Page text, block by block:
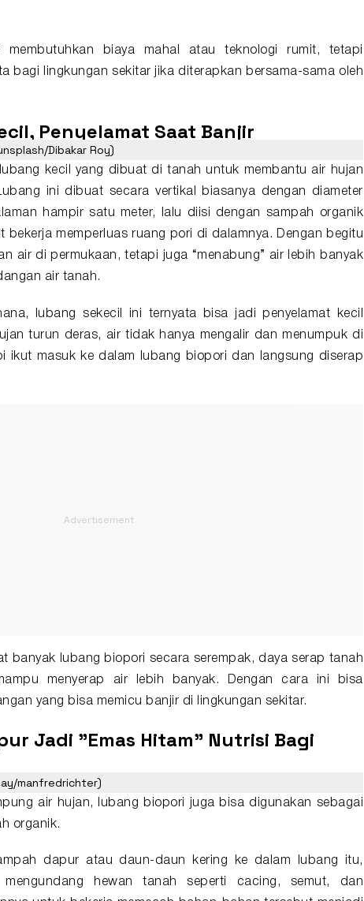
biaya mahal atau teknologi rumit, tetapi
bagi lingkungan sekitar jika diterapkan bersama-sama oleh
Penyelamat Saat Banjir
Dibakar Roy)
kecil yang dibuat di tanah untuk membantu air hujan
ini dibuat secara vertikal biasanya dengan diameter
hampir satu meter, lalu diisi dengan sampah organik
bekerja memperluas ruang pori di dalamnya. Dengan begitu
air di permukaan, tetapi juga “menabung” air lebih banyak
air tanah.
lubang sekecil ini ternyata bisa jadi penyelamat kecil
turun deras, air tidak hanya mengalir dan menumpuk di
ikut masuk ke dalam lubang biopori dan langsung diserap
banyak lubang biopori secara serempak, daya serap tanah
menyerap air lebih banyak. Dengan cara ini bisa
yang bisa memicu banjir di lingkungan sekitar.
Jadi "Emas Hitam" Nutrisi Bagi
manfredrichter)
air hujan, lubang biopori juga bisa digunakan sebagai
organik.
dapur atau daun-daun kering ke dalam lubang itu,
hewan tanah seperti cacing, semut, dan